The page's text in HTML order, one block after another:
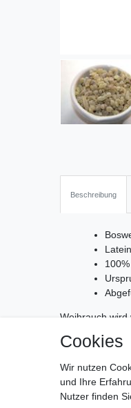
Beschreibung
Weihrauch wird
den Geist und
Cookies
Wir nutzen
und Ihre
Nutzer finden